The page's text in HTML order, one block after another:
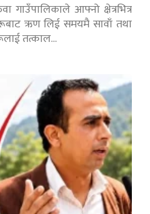
गाउँपालिकाले आफ्नो क्षेत्रभित्र
ऋण लिई समयमै सावाँ तथा
तत्काल…